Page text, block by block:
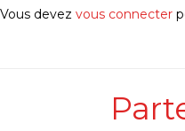
Vous devez vous connecter